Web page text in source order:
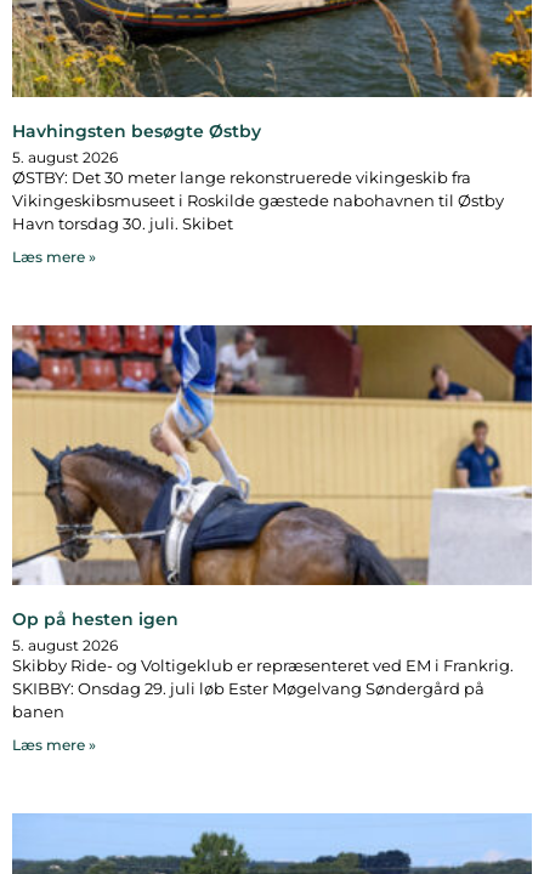
Havhingsten besøgte Østby
5. august 2026
ØSTBY: Det 30 meter lange rekonstruerede vikingeskib fra
Vikingeskibsmuseet i Roskilde gæstede nabohavnen til Østby
Havn torsdag 30. juli. Skibet
Læs mere »
Op på hesten igen
5. august 2026
Skibby Ride- og Voltigeklub er repræsenteret ved EM i Frankrig.
SKIBBY: Onsdag 29. juli løb Ester Møgelvang Søndergård på
banen
Læs mere »